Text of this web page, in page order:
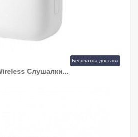
Бесплатна достава
Слушалки...